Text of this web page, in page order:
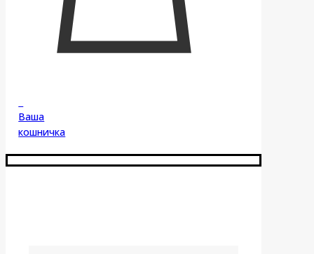
Ваша
кошничка